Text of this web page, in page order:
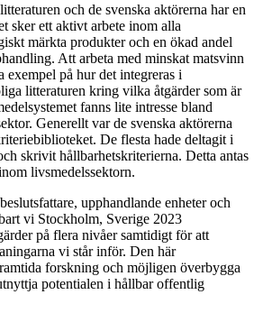
och de svenska aktörerna har en
sker ett aktivt arbete inom alla
märkta produkter och en ökad andel
Att arbeta med minskat matsvinn
exempel på hur det integreras i
litteraturen kring vilka åtgärder som är
fanns lite intresse bland
Generellt var de svenska aktörerna
De flesta hade deltagit i
skrivit hållbarhetskriterierna. Detta antas
livsmedelssektorn.
upphandlande enheter och
vi Stockholm, Sverige 2023
på flera nivåer samtidigt för att
vi står inför. Den här
forskning och möjligen överbygga
potentialen i hållbar offentlig